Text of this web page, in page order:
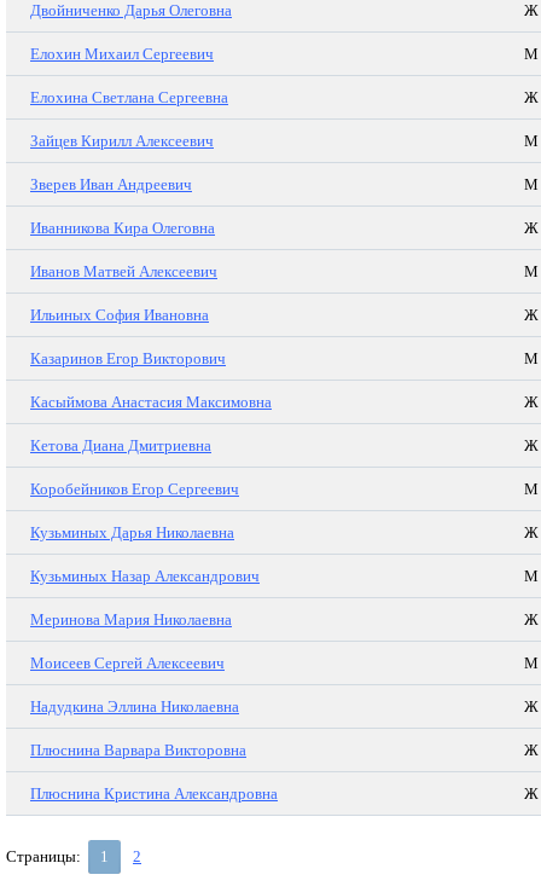
Двойниченко Дарья Олеговна Ж
Елохин Михаил Сергеевич М
Елохина Светлана Сергеевна Ж
Зайцев Кирилл Алексеевич М
Зверев Иван Андреевич М
Иванникова Кира Олеговна Ж
Иванов Матвей Алексеевич М
Ильиных София Ивановна Ж
Казаринов Егор Викторович М
Касыймова Анастасия Максимовна Ж
Кетова Диана Дмитриевна Ж
Коробейников Егор Сергеевич М
Кузьминых Дарья Николаевна Ж
Кузьминых Назар Александрович М
Меринова Мария Николаевна Ж
Моисеев Сергей Алексеевич М
Надудкина Эллина Николаевна Ж
Плюснина Варвара Викторовна Ж
Плюснина Кристина Александровна Ж
Страницы: 1 2